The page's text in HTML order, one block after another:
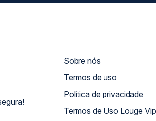
Sobre nós
Termos de uso
Política de privacidade
Termos de Uso Louge Vip